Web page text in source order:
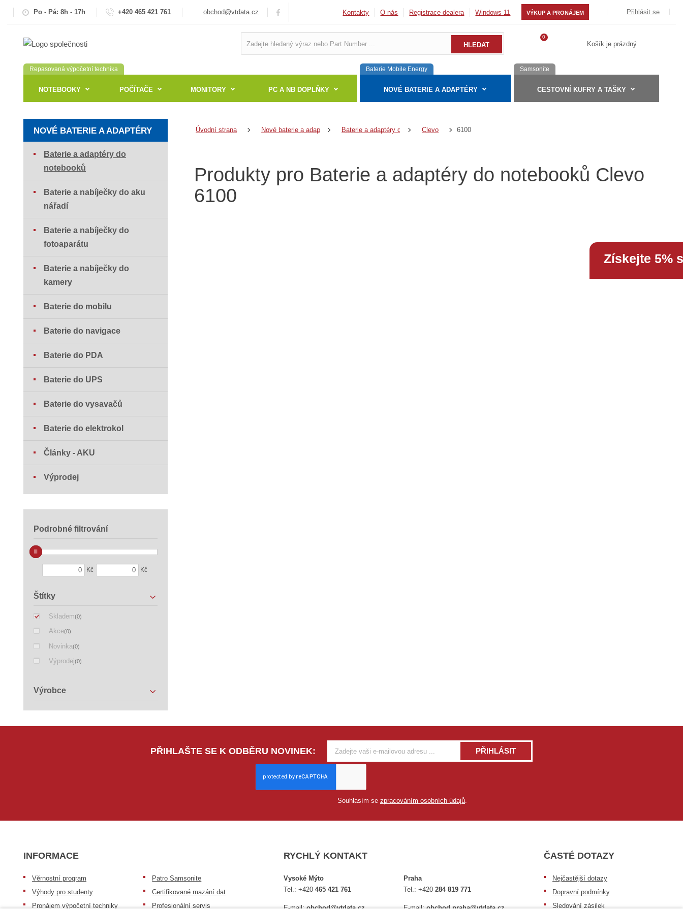
Po - Pá: 8h - 17h +420 465 421 761 obchod@vtdata.cz Kontakty O nás Registrace dealera Windows 11 VÝKUP A PRONÁJEM Přihlásit se
0
Košík je prázdný
Repasovaná výpočetní technika
NOTEBOOKY POČÍTAČE MONITORY PC A NB DOPLŇKY
Baterie Mobile Energy
NOVÉ BATERIE A ADAPTÉRY
Samsonite
CESTOVNÍ KUFRY A TAŠKY
Úvodní strana Nové baterie a adaptéry Baterie a adaptéry do notebooků
Clevo 6100
Produkty pro Baterie a adaptéry do notebooků Clevo
6100
NOVÉ BATERIE A ADAPTÉRY
Baterie a adaptéry do
notebooků
Baterie a nabíječky do aku
nářadí
Baterie a nabíječky do
fotoaparátu
Baterie a nabíječky do
kamery
Baterie do mobilu
Baterie do navigace
Baterie do PDA
Baterie do UPS
Baterie do vysavačů
Baterie do elektrokol
Články - AKU
Výprodej
Podrobné filtrování
Kč Kč
Štítky
Skladem(0)
Akce(0)
Novinka(0)
Výprodej(0)
Výrobce
PŘIHLAŠTE SE K ODBĚRU NOVINEK: PŘIHLÁSIT
Souhlasím se zpracováním osobních údajů
INFORMACE
Věrnostní program
Výhody pro studenty
Pronájem výpočetní techniky
Patro Samsonite
Certifikované mazání dat
Profesionální servis
Získejte 5%
RYCHLÝ KONTAKT
Vysoké Mýto
Tel.:+420465 421 761
E-mail:obchod@vtdata.cz
Praha
Tel.:+420284 819 771
E-mail:obchod.praha@vtdata.cz
ČASTÉ DOTAZY
Nejčastější dotazy
Dopravní podmínky
Sledování zásilek